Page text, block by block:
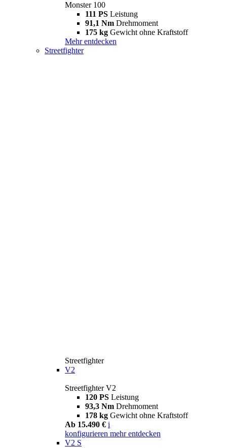
Monster 100
111 PS Leistung
91,1 Nm Drehmoment
175 kg Gewicht ohne Kraftstoff
Mehr entdecken
Streetfighter
Streetfighter
V2
Streetfighter V2
120 PS Leistung
93,3 Nm Drehmoment
178 kg Gewicht ohne Kraftstoff
Ab 15.490 € i
konfigurieren mehr entdecken
V2 S